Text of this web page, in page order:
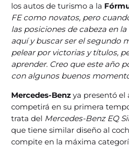
los autos de turismo a la
FE como novatos, pero
las posiciones de cabeza en
aquí y buscar ser el segundo
pelear por victorias y títulos,
aprender. Creo que este año
con algunos buenos
Mercedes-Benz ya presentó el
competirá en su primera
trata del Mercedes-Benz EQ
que tiene similar diseño al
compite en la máxima